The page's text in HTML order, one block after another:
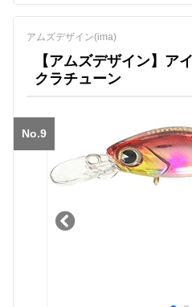
アムズデザイン(ima)
【アムズデザイン】ア
クラチューン
No.9